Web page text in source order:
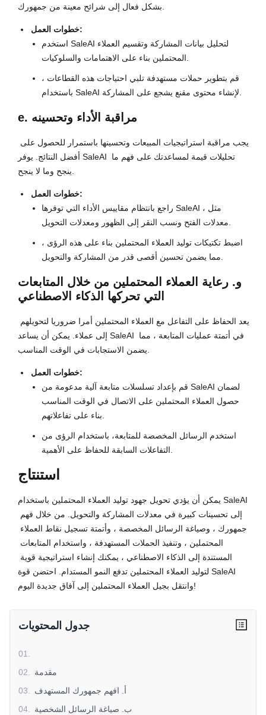
بشكل فعال إلى شرائح معينة من جمهورك.
خطوات العمل:
استخدم SaleAI لتحليل بيانات المشاركة وتقسيم العملاء
المحتملين بناء على الاهتمامات والسلوكيات.
قم بتطوير حملات مستهدفة تلبي احتياجات هذه القطاعات ،
باستخدام SaleAI لإنشاء محتوى مقنع يشجع على المشاركة.
e. مراقبة الأداء وتحسينه
أفضل النتائج. يوفر SaleAI تحليلات قيمة لمساعدتك على فهم ما
ينجح وما لا ينجح.
خطوات العمل:
راجع بانتظام مقاييس الأداء التي توفرها SaleAI ، مثل
معدلات الفتح ونسب النقر إلى الظهور ومعدلات التحويل.
اضبط تكتيكات توليد العملاء المحتملين بناء على هذه الرؤى ،
مما يضمن تحسين أقصى قدر من المشاركة والتحويل.
و. رعاية العملاء المحتملين من خلال المتابعات
التي تحركها الذكاء الاصطناعي
إلى عملاء. يمكن أن يساعد SaleAI في أتمتة عمليات المتابعة ، مما
يضمن الاستجابات في الوقت المناسب.
خطوات العمل:
قم بإعداد تسلسلات متابعة آلية مدعومة من SaleAI لضمان
حصول العملاء المحتملين على الاتصال في الوقت المناسب
بناء على تفاعلاتهم.
استخدم الرسائل المخصصة للمتابعة، باستخدام الرؤى من
التفاعلات السابقة للحفاظ على الأهمية.
استنتاج
يمكن أن يؤدي تحويل جهود توليد العملاء المحتملين باستخدام SaleAI
لتوليد العملاء المحتملين تدفع النمو المستدام. احتضن قوة SaleAI
وانتقل بجيل العملاء المحتملين إلى آفاق جديدة اليوم!
جدول المحتويات
01
02
مقدمة
03
أ. افهم جمهورك المستهدف
04
ب. صياغة الرسائل الشخصية